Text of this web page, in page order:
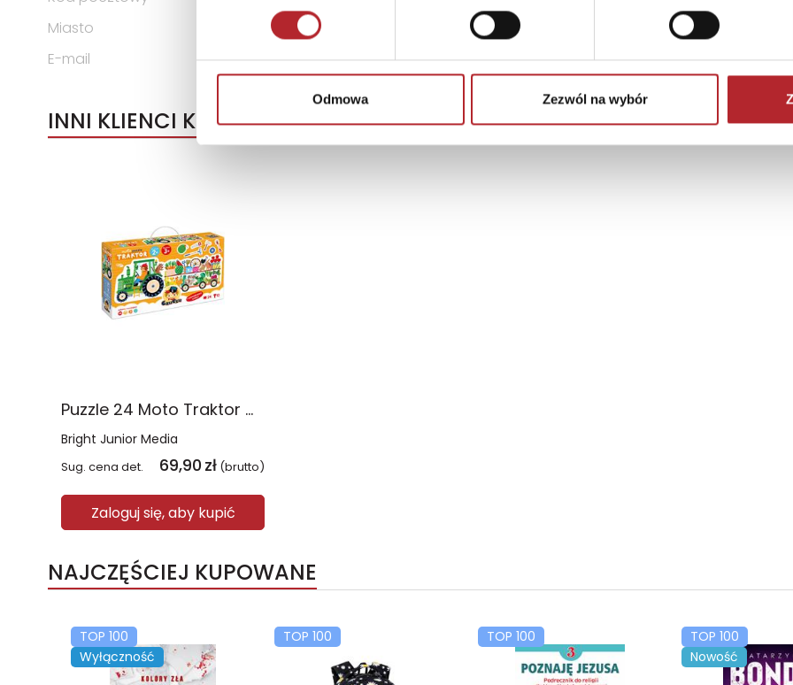
Odmowa Zezwól na wybór
Miasto
E-mail
info@schmidtspiele.de
INNI KLIENCI KUPOWALI
Puzzle 24 Moto Traktor CzuCzu
Bright Junior Media
Sug. cena det. 69,90 zł (brutto)
Zaloguj się, aby kupić
NAJCZĘŚCIEJ KUPOWANE
TOP 100
Wyłączność
TOP 100 TOP 100
TOP 100
Nowość